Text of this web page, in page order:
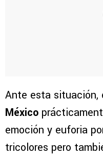
Ante esta situación,
México
emoción y euforia
tricolores pero